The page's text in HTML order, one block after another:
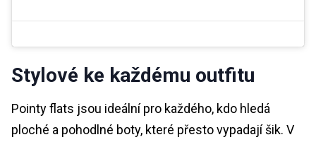
Stylové ke každému outfitu
Pointy flats jsou ideální pro každého, kdo hledá
ploché a pohodlné boty, které přesto vypadají šik. V